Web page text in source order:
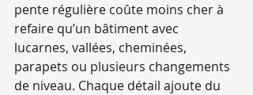
pente régulière coûte moins cher à
refaire qu’un bâtiment avec
lucarnes, vallées, cheminées,
parapets ou plusieurs changements
de niveau. Chaque détail ajoute du